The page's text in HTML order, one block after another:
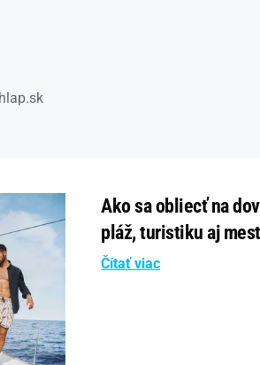
Ako sa obliecť na
pláž, turistiku aj
Čítať viac